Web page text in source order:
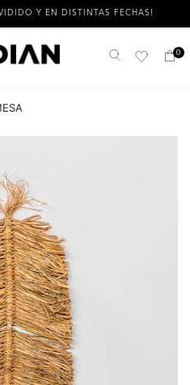
Y EN DISTINTAS FECHAS!
Buscar 0